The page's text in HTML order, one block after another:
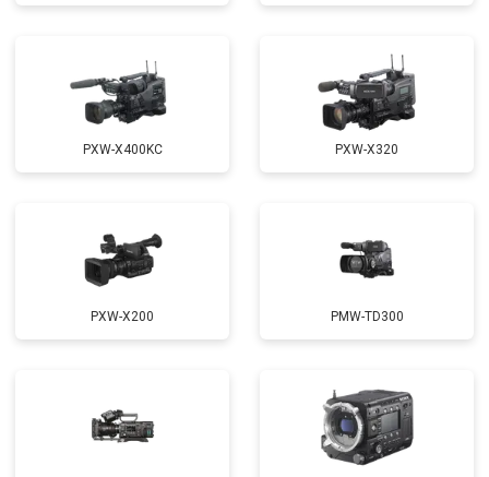
PXW-X400KC PXW-X320
PXW-X200 PMW-TD300